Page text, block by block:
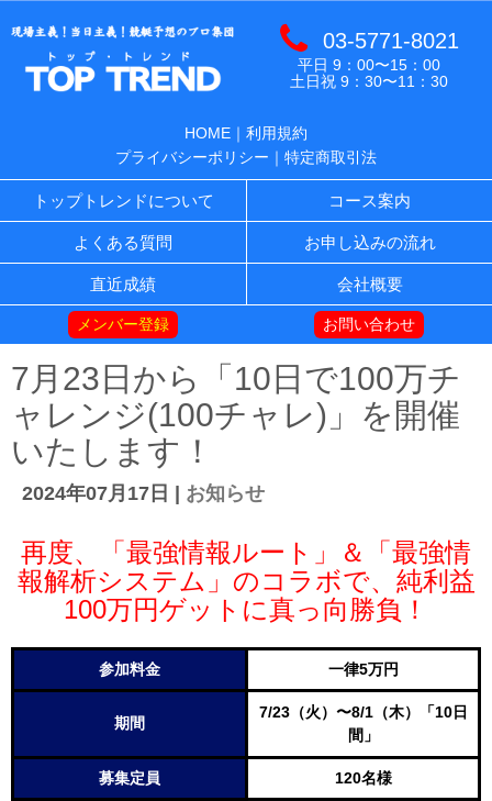
03-5771-8021
平日 9：00〜15：00
土日祝 9：30〜11：30
HOME ｜ 利用規約
プライバシーポリシー ｜ 特定商取引法
トップトレンドについて コース案内
よくある質問 お申し込みの流れ
直近成績 会社概要
メンバー登録 お問い合わせ
7月23日から「10日で100万チ
ャレンジ(100チャレ)」を開催
いたします！
2024年07月17日 | お知らせ
再度、「最強情報ルート」＆「最強情
報解析システム」 のコラボで、純利益
100万円ゲットに真っ向勝負！
参加料金 一律5万円
期間
7/23（火）〜8/1（木）「10日
間」
募集定員 120名様